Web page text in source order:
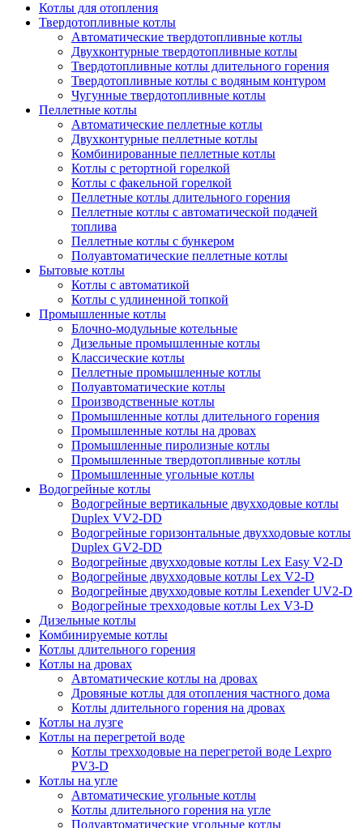
Котлы для отопления
Твердотопливные котлы
Автоматические твердотопливные котлы
Двухконтурные твердотопливные котлы
Твердотопливные котлы длительного горения
Твердотопливные котлы с водяным контуром
Чугунные твердотопливные котлы
Пеллетные котлы
Автоматические пеллетные котлы
Двухконтурные пеллетные котлы
Комбинированные пеллетные котлы
Котлы с ретортной горелкой
Котлы с факельной горелкой
Пеллетные котлы длительного горения
Пеллетные котлы с автоматической подачей
топлива
Пеллетные котлы с бункером
Полуавтоматические пеллетные котлы
Бытовые котлы
Котлы с автоматикой
Котлы с удлиненной топкой
Промышленные котлы
Блочно-модульные котельные
Дизельные промышленные котлы
Классические котлы
Пеллетные промышленные котлы
Полуавтоматические котлы
Производственные котлы
Промышленные котлы длительного горения
Промышленные котлы на дровах
Промышленные пиролизные котлы
Промышленные твердотопливные котлы
Промышленные угольные котлы
Водогрейные котлы
Водогрейные вертикальные двухходовые котлы
Duplex VV2-DD
Водогрейные горизонтальные двухходовые котлы
Duplex GV2-DD
Водогрейные двухходовые котлы Lex Easy V2-D
Водогрейные двухходовые котлы Lex V2-D
Водогрейные двухходовые котлы Lexender UV2-D
Водогрейные трехходовые котлы Lex V3-D
Дизельные котлы
Комбинируемые котлы
Котлы длительного горения
Котлы на дровах
Автоматические котлы на дровах
Дровяные котлы для отопления частного дома
Котлы длительного горения на дровах
Котлы на лузге
Котлы на перегретой воде
Котлы трехходовые на перегретой воде Lexpro
PV3-D
Котлы на угле
Автоматические угольные котлы
Котлы длительного горения на угле
Полуавтоматические угольные котлы